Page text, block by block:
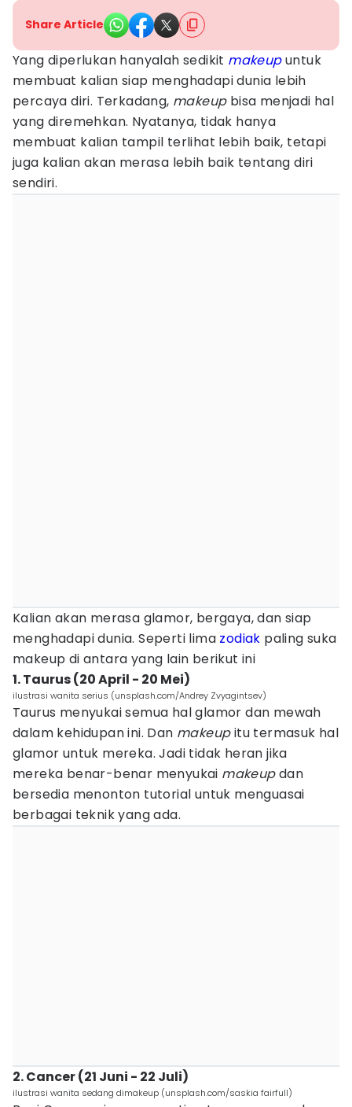
Share Article
Yang diperlukan hanyalah sedikit makeupuntuk
membuat kalian siap menghadapi dunia lebih
percaya diri. Terkadang, makeupbisa menjadi hal
yang diremehkan. Nyatanya, tidak hanya
membuat kalian tampil terlihat lebih baik, tetapi
juga kalian akan merasa lebih baik tentang diri
sendiri.
Kalian akan merasa glamor, bergaya, dan siap
menghadapi dunia. Seperti lima zodiak paling suka
makeup di antara yang lain berikut ini
1. Taurus (20 April - 20 Mei)
ilustrasi wanita serius (unsplash.com/Andrey Zvyagintsev)
Taurus menyukai semua hal glamor dan mewah
dalam kehidupan ini. Dan makeupitu termasuk hal
glamor untuk mereka. Jadi tidak heran jika
mereka benar-benar menyukai makeupdan
bersedia menonton tutorial untuk menguasai
berbagai teknik yang ada.
2. Cancer (21 Juni - 22 Juli)
ilustrasi wanita sedang dimakeup (unsplash.com/saskia fairfull)